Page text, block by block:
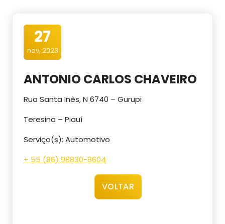
27
nov, 2023
ANTONIO CARLOS CHAVEIRO
Rua Santa Inês, N 6740 – Gurupi
Teresina – Piauí
Serviço(s): Automotivo
+ 55 (86) 98830-8604
VOLTAR